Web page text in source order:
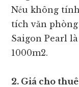
Nếu không
tích văn
Saigon Pearl
1000m2.
2. Giá cho